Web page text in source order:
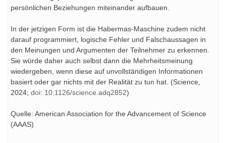
persönlichen Beziehungen miteinander aufbauen.
In der jetzigen Form ist die Habermas-Maschine zudem nicht
darauf programmiert, logische Fehler und Falschaussagen in
den Meinungen und Argumenten der Teilnehmer zu erkennen.
Sie würde daher auch selbst dann die Mehrheitsmeinung
wiedergeben, wenn diese auf unvollständigen Informationen
basiert oder gar nichts mit der Realität zu tun hat. (Science,
2024; doi: 10.1126/science.adq2852)
Quelle: American Association for the Advancement of Science
(AAAS)